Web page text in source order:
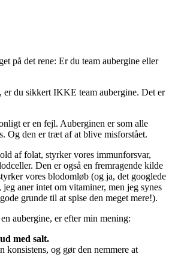
på det rene: Er du team aubergine eller
du sikkert IKKE team aubergine. Det er
er en fejl. Auberginen er som alle
Og den er træt af at blive misforstået.
af folat, styrker vores immunforsvar,
Den er også en fremragende kilde
vores blodomløb (og ja, det googlede
aner intet om vitaminer, men jeg synes
grunde til at spise den meget mere!).
aubergine, er efter min mening:
med salt.
konsistens, og gør den nemmere at